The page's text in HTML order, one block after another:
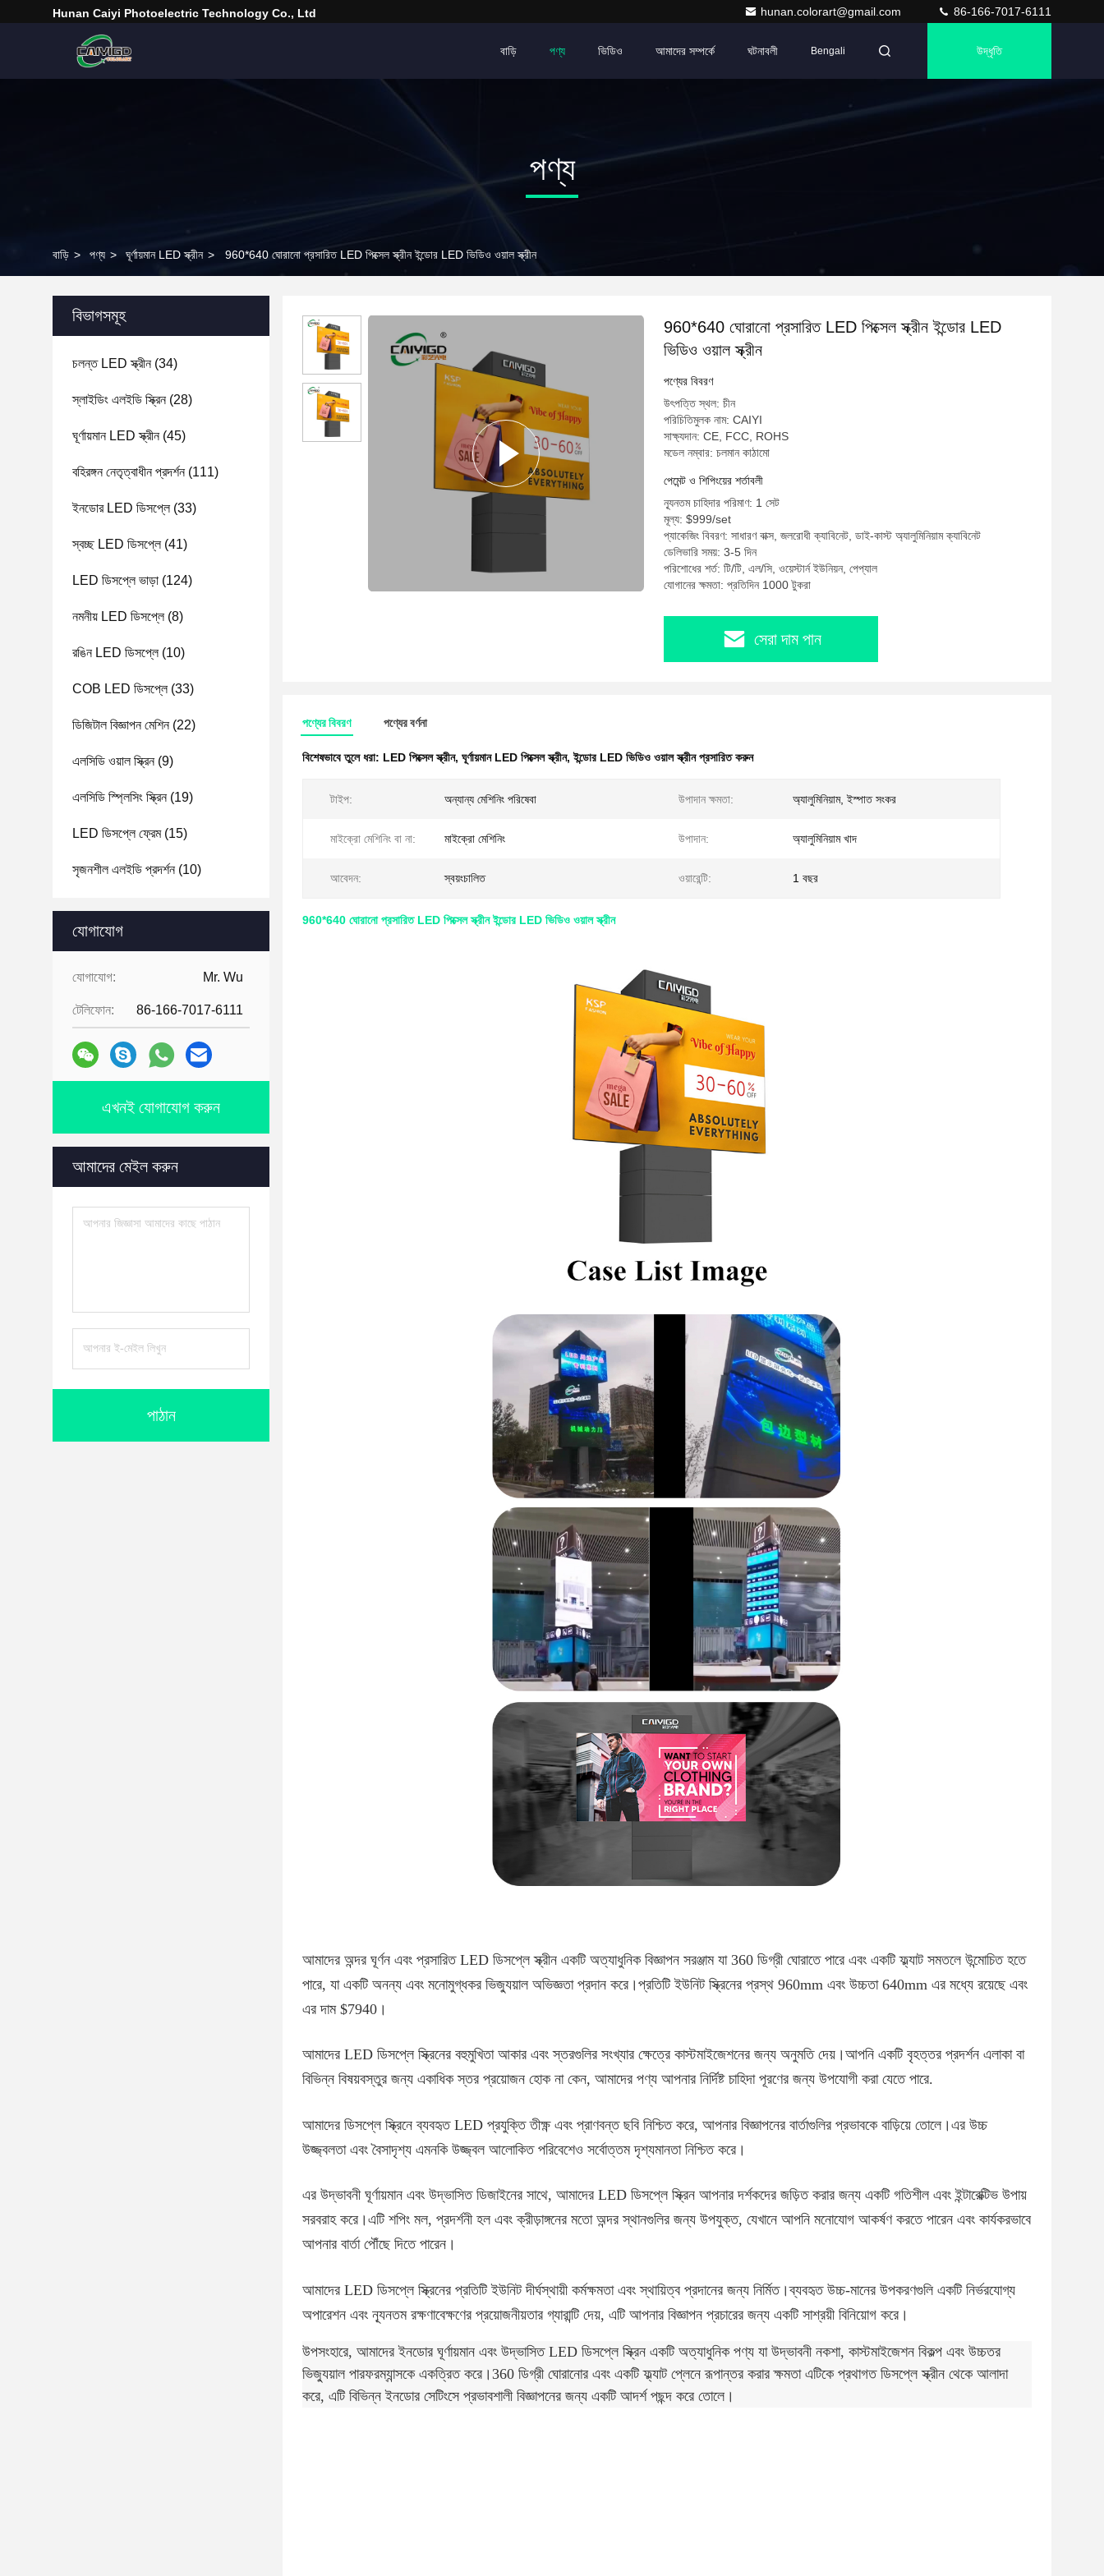
Hunan Caiyi Photoelectric Technology Co., Ltd hunan.colorart@gmail.com 86-166-7017-6111
বাড়ি পণ্য ভিডিও আমাদের সম্পর্কে ঘটনাবলী Bengali উদ্ধৃতি
পণ্য
বাড়ি > পণ্য > ঘূর্ণায়মান LED স্ক্রীন > 960*640 ঘোরানো প্রসারিত LED পিক্সেল স্ক্রীন ইন্ডোর LED ভিডিও ওয়াল স্ক্রীন
বিভাগসমূহ
চলন্ত LED স্ক্রীন(34)
স্লাইডিং এলইডি স্ক্রিন(28)
ঘূর্ণায়মান LED স্ক্রীন(45)
বহিরঙ্গন নেতৃত্বাধীন প্রদর্শন(111)
ইনডোর LED ডিসপ্লে(33)
স্বচ্ছ LED ডিসপ্লে(41)
LED ডিসপ্লে ভাড়া (124)
নমনীয় LED ডিসপ্লে(8)
রঙিন LED ডিসপ্লে(10)
COB LED ডিসপ্লে(33)
ডিজিটাল বিজ্ঞাপন মেশিন(22)
এলসিডি ওয়াল স্ক্রিন(9)
এলসিডি স্প্লিসিং স্ক্রিন(19)
LED ডিসপ্লে ফ্রেম(15)
সৃজনশীল এলইডি প্রদর্শন(10)
যোগাযোগ
যোগাযোগ: Mr. Wu
টেলিফোন: 86-166-7017-6111
এখনই যোগাযোগ করুন
আমাদের মেইল করুন
পাঠান
960*640 ঘোরানো প্রসারিত LED পিক্সেল স্ক্রীন ইন্ডোর LED
ভিডিও ওয়াল স্ক্রীন
পণ্যের বিবরণ
উৎপত্তি স্থল: চীন
পরিচিতিমুলক নাম: CAIYI
সাক্ষ্যদান: CE, FCC, ROHS
মডেল নম্বার: চলমান কাঠামো
পেমেন্ট ও শিপিংয়ের শর্তাবলী
ন্যূনতম চাহিদার পরিমাণ: 1 সেট
মূল্য: $999/set
প্যাকেজিং বিবরণ: সাধারণ বাক্স, জলরোধী ক্যাবিনেট, ডাই-কাস্ট অ্যালুমিনিয়াম ক্যাবিনেট
ডেলিভারি সময়: 3-5 দিন
পরিশোধের শর্ত: টি/টি, এল/সি, ওয়েস্টার্ন ইউনিয়ন, পেপ্যাল
যোগানের ক্ষমতা: প্রতিদিন 1000 টুকরা
সেরা দাম পান
পণ্যের বিবরণ পণ্যের বর্ণনা
বিশেষভাবে তুলে ধরা: LED পিক্সেল স্ক্রীন, ঘূর্ণায়মান LED পিক্সেল স্ক্রীন,ইন্ডোর LED ভিডিও ওয়াল স্ক্রীন প্রসারিত করুন
টাইপ: অন্যান্য মেশিনিং পরিষেবা উপাদান ক্ষমতা: অ্যালুমিনিয়াম, ইস্পাত সংকর
মাইক্রো মেশিনিং বা না: মাইক্রো মেশিনিং উপাদান: অ্যালুমিনিয়াম খাদ
আবেদন: স্বয়ংচালিত ওয়ারেন্টি: 1 বছর
960*640 ঘোরানো প্রসারিত LED পিক্সেল স্ক্রীন ইন্ডোর LED ভিডিও ওয়াল স্ক্রীন
আমাদের অন্দর ঘূর্ণন এবং প্রসারিত LED ডিসপ্লে স্ক্রীন একটি অত্যাধুনিক বিজ্ঞাপন সরঞ্জাম যা 360 ডিগ্রী ঘোরাতে পারে এবং একটি ফ্ল্যাট সমতলে উন্মোচিত হতে
পারে, যা একটি অনন্য এবং মনোমুগ্ধকর ভিজ্যুয়াল অভিজ্ঞতা প্রদান করে।প্রতিটি ইউনিট স্ক্রিনের প্রস্থ 960mm এবং উচ্চতা 640mm এর মধ্যে রয়েছে এবং
এর দাম $7940।
আমাদের LED ডিসপ্লে স্ক্রিনের বহুমুখিতা আকার এবং স্তরগুলির সংখ্যার ক্ষেত্রে কাস্টমাইজেশনের জন্য অনুমতি দেয়।আপনি একটি বৃহত্তর প্রদর্শন এলাকা বা
বিভিন্ন বিষয়বস্তুর জন্য একাধিক স্তর প্রয়োজন হোক না কেন, আমাদের পণ্য আপনার নির্দিষ্ট চাহিদা পূরণের জন্য উপযোগী করা যেতে পারে.
আমাদের ডিসপ্লে স্ক্রিনে ব্যবহৃত LED প্রযুক্তি তীক্ষ্ণ এবং প্রাণবন্ত ছবি নিশ্চিত করে, আপনার বিজ্ঞাপনের বার্তাগুলির প্রভাবকে বাড়িয়ে তোলে।এর উচ্চ
উজ্জ্বলতা এবং বৈসাদৃশ্য এমনকি উজ্জ্বল আলোকিত পরিবেশেও সর্বোত্তম দৃশ্যমানতা নিশ্চিত করে।
এর উদ্ভাবনী ঘূর্ণায়মান এবং উদ্ভাসিত ডিজাইনের সাথে, আমাদের LED ডিসপ্লে স্ক্রিন আপনার দর্শকদের জড়িত করার জন্য একটি গতিশীল এবং ইন্টারেক্টিভ উপায়
সরবরাহ করে।এটি শপিং মল, প্রদর্শনী হল এবং ক্রীড়াঙ্গনের মতো অন্দর স্থানগুলির জন্য উপযুক্ত, যেখানে আপনি মনোযোগ আকর্ষণ করতে পারেন এবং কার্যকরভাবে
আপনার বার্তা পৌঁছে দিতে পারেন।
আমাদের LED ডিসপ্লে স্ক্রিনের প্রতিটি ইউনিট দীর্ঘস্থায়ী কর্মক্ষমতা এবং স্থায়িত্ব প্রদানের জন্য নির্মিত।ব্যবহৃত উচ্চ-মানের উপকরণগুলি একটি নির্ভরযোগ্য
অপারেশন এবং ন্যূনতম রক্ষণাবেক্ষণের প্রয়োজনীয়তার গ্যারান্টি দেয়, এটি আপনার বিজ্ঞাপন প্রচারের জন্য একটি সাশ্রয়ী বিনিয়োগ করে।
উপসংহারে, আমাদের ইনডোর ঘূর্ণায়মান এবং উদ্ভাসিত LED ডিসপ্লে স্ক্রিন একটি অত্যাধুনিক পণ্য যা উদ্ভাবনী নকশা, কাস্টমাইজেশন বিকল্প এবং উচ্চতর
ভিজ্যুয়াল পারফরম্যান্সকে একত্রিত করে।360 ডিগ্রী ঘোরানোর এবং একটি ফ্ল্যাট প্লেনে রূপান্তর করার ক্ষমতা এটিকে প্রথাগত ডিসপ্লে স্ক্রীন থেকে আলাদা
করে, এটি বিভিন্ন ইনডোর সেটিংসে প্রভাবশালী বিজ্ঞাপনের জন্য একটি আদর্শ পছন্দ করে তোলে।